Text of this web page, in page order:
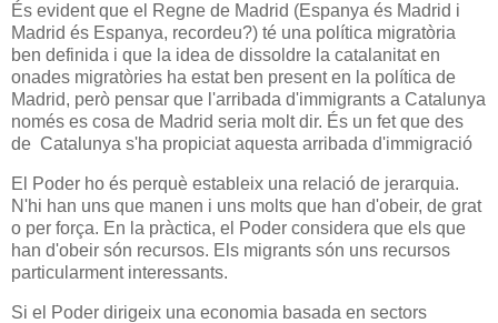
És evident que el Regne de Madrid (Espanya és Madrid i
Madrid és Espanya, recordeu?) té una política migratòria
ben definida i que la idea de dissoldre la catalanitat en
onades migratòries ha estat ben present en la política de
Madrid, però pensar que l'arribada d'immigrants a Catalunya
només es cosa de Madrid seria molt dir. És un fet que des
de Catalunya s'ha propiciat aquesta arribada d'immigració
El Poder ho és perquè estableix una relació de jerarquia.
N'hi han uns que manen i uns molts que han d'obeir, de grat
o per força. En la pràctica, el Poder considera que els que
han d'obeir són recursos. Els migrants són uns recursos
particularment interessants.
Si el Poder dirigeix una economia basada en sectors